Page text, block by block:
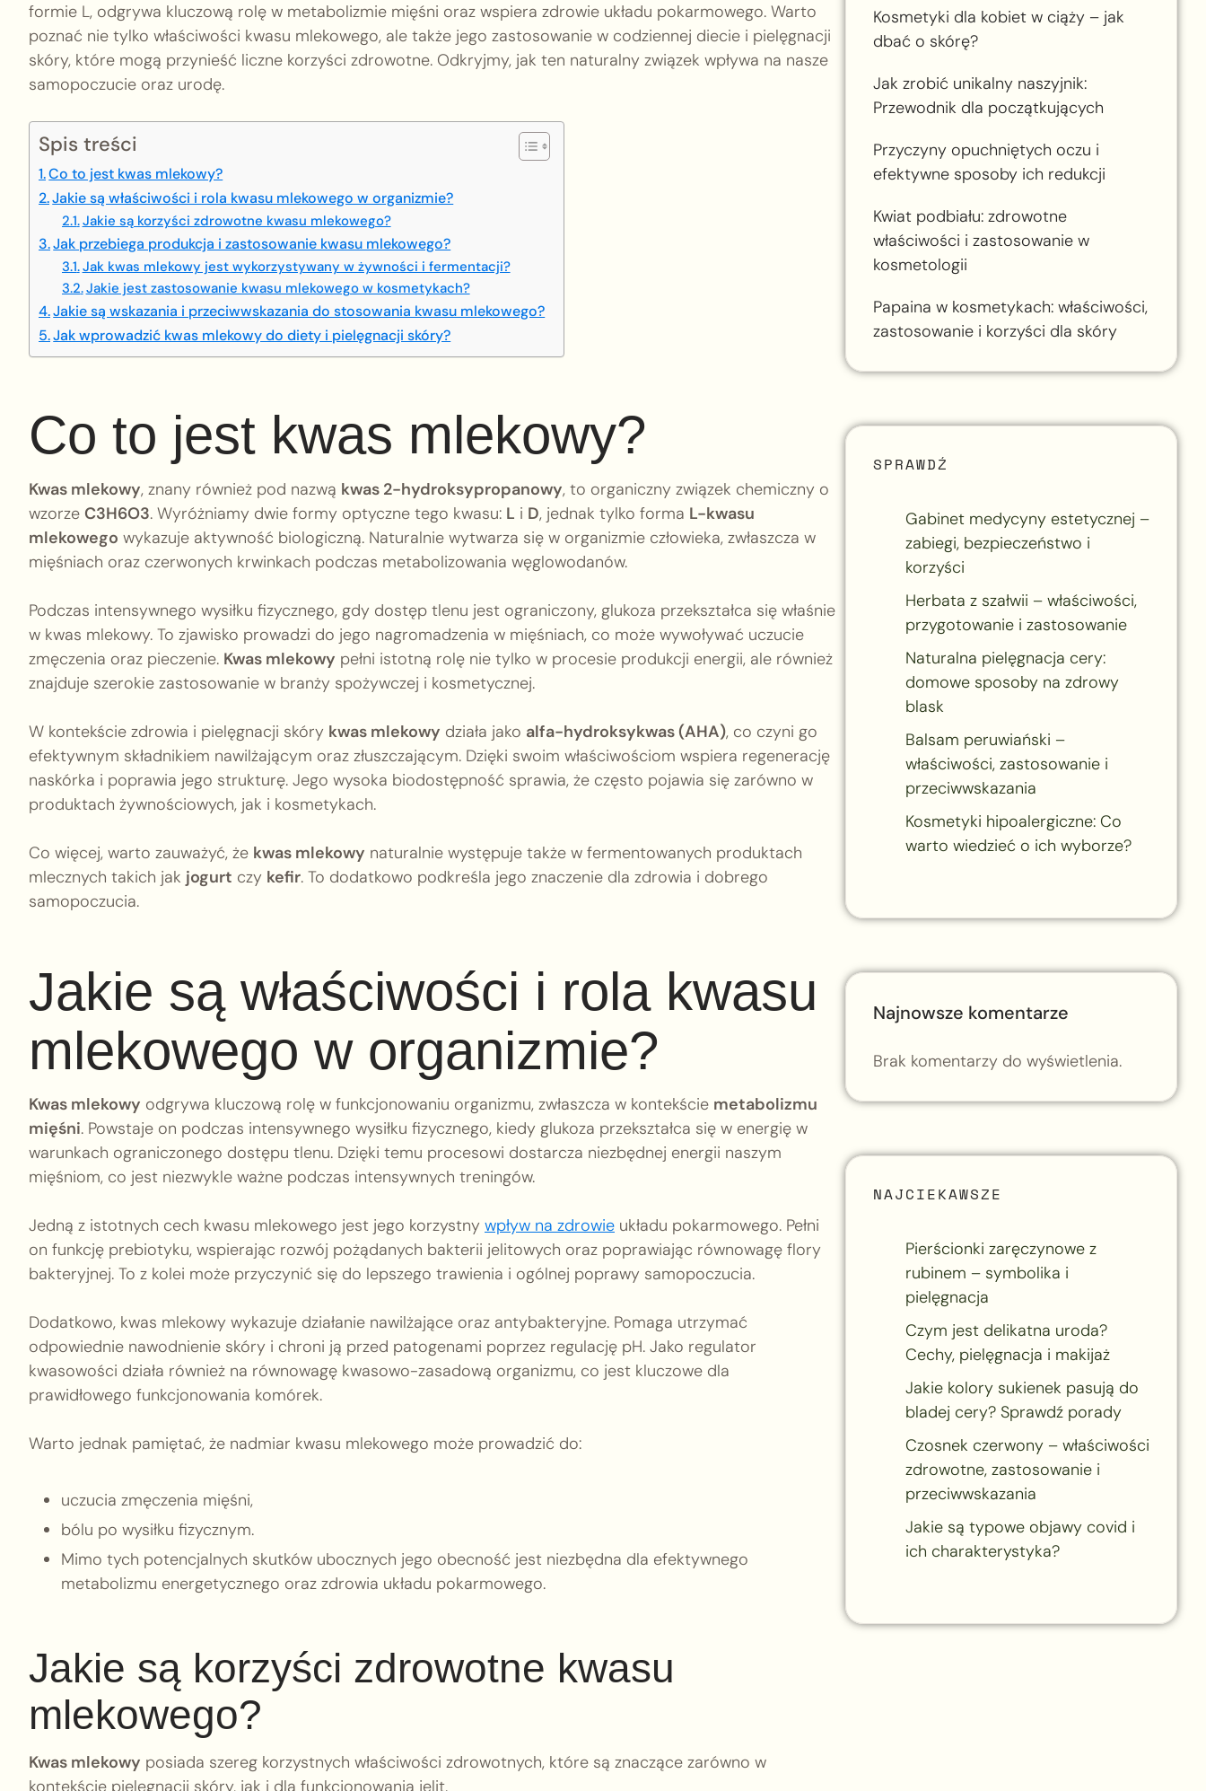
formie L, odgrywa kluczową rolę w metabolizmie mięśni oraz wspiera zdrowie układu pokarmowego. Warto
poznać nie tylko właściwości kwasu mlekowego, ale także jego zastosowanie w codziennej diecie i pielęgnacji
skóry, które mogą przynieść liczne korzyści zdrowotne. Odkryjmy, jak ten naturalny związek wpływa na nasze
samopoczucie oraz urodę.
Spis treści
Co to jest kwas mlekowy?
Jakie są właściwości i rola kwasu mlekowego w organizmie?
Jakie są korzyści zdrowotne kwasu mlekowego?
Jak przebiega produkcja i zastosowanie kwasu mlekowego?
Jak kwas mlekowy jest wykorzystywany w żywności i fermentacji?
Jakie jest zastosowanie kwasu mlekowego w kosmetykach?
Jakie są wskazania i przeciwwskazania do stosowania kwasu mlekowego?
Jak wprowadzić kwas mlekowy do diety i pielęgnacji skóry?
Co to jest kwas mlekowy?
Kwas mlekowy, znany również pod nazwą kwas 2-hydroksypropanowy, to organiczny związek chemiczny o
wzorze C3H6O3. Wyróżniamy dwie formy optyczne tego kwasu: L i D, jednak tylko forma L-kwasu
mlekowego wykazuje aktywność biologiczną. Naturalnie wytwarza się w organizmie człowieka, zwłaszcza w
mięśniach oraz czerwonych krwinkach podczas metabolizowania węglowodanów.
Podczas intensywnego wysiłku fizycznego, gdy dostęp tlenu jest ograniczony, glukoza przekształca się właśnie
w kwas mlekowy. To zjawisko prowadzi do jego nagromadzenia w mięśniach, co może wywoływać uczucie
zmęczenia oraz pieczenie. Kwas mlekowy pełni istotną rolę nie tylko w procesie produkcji energii, ale również
znajduje szerokie zastosowanie w branży spożywczej i kosmetycznej.
W kontekście zdrowia i pielęgnacji skóry kwas mlekowy działa jako alfa-hydroksykwas (AHA), co czyni go
efektywnym składnikiem nawilżającym oraz złuszczającym. Dzięki swoim właściwościom wspiera regenerację
naskórka i poprawia jego strukturę. Jego wysoka biodostępność sprawia, że często pojawia się zarówno w
produktach żywnościowych, jak i kosmetykach.
Co więcej, warto zauważyć, że kwas mlekowy naturalnie występuje także w fermentowanych produktach
mlecznych takich jak jogurt czy kefir. To dodatkowo podkreśla jego znaczenie dla zdrowia i dobrego
samopoczucia.
Jakie są właściwości i rola kwasu
mlekowego w organizmie?
Kwas mlekowy odgrywa kluczową rolę w funkcjonowaniu organizmu, zwłaszcza w kontekście metabolizmu
mięśni. Powstaje on podczas intensywnego wysiłku fizycznego, kiedy glukoza przekształca się w energię w
warunkach ograniczonego dostępu tlenu. Dzięki temu procesowi dostarcza niezbędnej energii naszym
mięśniom, co jest niezwykle ważne podczas intensywnych treningów.
Jedną z istotnych cech kwasu mlekowego jest jego korzystny wpływ na zdrowie układu pokarmowego. Pełni
on funkcję prebiotyku, wspierając rozwój pożądanych bakterii jelitowych oraz poprawiając równowagę flory
bakteryjnej. To z kolei może przyczynić się do lepszego trawienia i ogólnej poprawy samopoczucia.
Dodatkowo, kwas mlekowy wykazuje działanie nawilżające oraz antybakteryjne. Pomaga utrzymać
odpowiednie nawodnienie skóry i chroni ją przed patogenami poprzez regulację pH. Jako regulator
kwasowości działa również na równowagę kwasowo-zasadową organizmu, co jest kluczowe dla
prawidłowego funkcjonowania komórek.
Warto jednak pamiętać, że nadmiar kwasu mlekowego może prowadzić do:
uczucia zmęczenia mięśni,
bólu po wysiłku fizycznym.
Mimo tych potencjalnych skutków ubocznych jego obecność jest niezbędna dla efektywnego
metabolizmu energetycznego oraz zdrowia układu pokarmowego.
Jakie są korzyści zdrowotne kwasu
mlekowego?
Kwas mlekowy posiada szereg korzystnych właściwości zdrowotnych, które są znaczące zarówno w
kontekście pielęgnacji skóry, jak i dla funkcjonowania jelit.
Kosmetyki dla kobiet w ciąży – jak
dbać o skórę?
Jak zrobić unikalny naszyjnik:
Przewodnik dla początkujących
Przyczyny opuchniętych oczu i
efektywne sposoby ich redukcji
Kwiat podbiału: zdrowotne
właściwości i zastosowanie w
kosmetologii
Papaina w kosmetykach: właściwości,
zastosowanie i korzyści dla skóry
SPRAWDŹ
Gabinet medycyny estetycznej –
zabiegi, bezpieczeństwo i
korzyści
Herbata z szałwii – właściwości,
przygotowanie i zastosowanie
Naturalna pielęgnacja cery:
domowe sposoby na zdrowy
blask
Balsam peruwiański –
właściwości, zastosowanie i
przeciwwskazania
Kosmetyki hipoalergiczne: Co
warto wiedzieć o ich wyborze?
Najnowsze komentarze
Brak komentarzy do wyświetlenia.
NAJCIEKAWSZE
Pierścionki zaręczynowe z
rubinem – symbolika i
pielęgnacja
Czym jest delikatna uroda?
Cechy, pielęgnacja i makijaż
Jakie kolory sukienek pasują do
bladej cery? Sprawdź porady
Czosnek czerwony – właściwości
zdrowotne, zastosowanie i
przeciwwskazania
Jakie są typowe objawy covid i
ich charakterystyka?